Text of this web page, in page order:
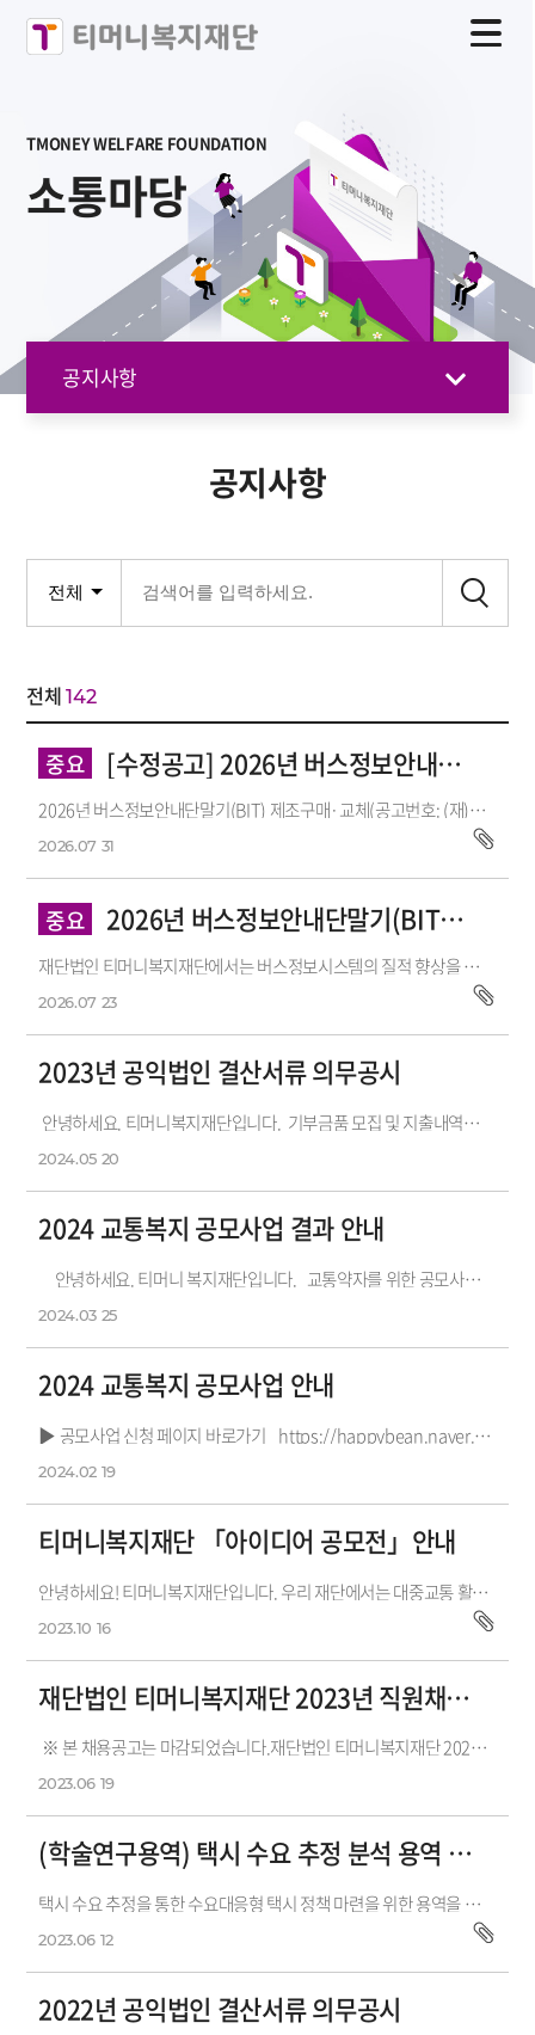
TMONEY WELFARE FOUNDATION
소통마당
공지사항
공지사항
전체142
2026.07 31
중요 [수정공고] 2026년 버스정보안내단말기(BIT) 제조구매·교체 서...
2026년 버스정보안내단말기(BIT) 제조구매·교체(공고번호: (재)티머니복지재단 공고 2026-1 , 누리장터 공고번호 : R26BK01650754-001, 공고일: 2026.07.27)...
2026.07 23
중요 2026년 버스정보안내단말기(BIT) 제조구매·교체 공고
재단법인 티머니복지재단에서는 버스정보시스템의 질적 향상을 도모하고 시민들에게 더 편리한 버스 이용 서비스를 제공하기 위해 위해 「2026...
2024.05 20
2023년 공익법인 결산서류 의무공시
안녕하세요. 티머니복지재단입니다. 기부금품 모집 및 지출내역은 국세청 공익법인 공시를 참고하여 주시기 바랍니다. 감사합...
2024.03 25
2024 교통복지 공모사업 결과 안내
안녕하세요. 티머니 복지재단입니다. 교통약자를 위한 공모사업에 각 기관/단체의 많은 관심과 신청에 대단히 ...
2024.02 19
2024 교통복지 공모사업 안내
▶ 공모사업 신청 페이지 바로가기 https://happybean.naver.com/publicinvitation/1000030908※ 유의사항 - 티머니복지재단 직접 지...
2023.10 16
티머니복지재단 「아이디어 공모전」안내
안녕하세요! 티머니복지재단입니다. 우리 재단에서는 대중교통 활성화와 교통약자의 이동편의 증진을 위한 개선방안 아이디어 발굴을 ...
2023.06 19
재단법인 티머니복지재단 2023년 직원채용 공고(마감)
※ 본 채용공고는 마감되었습니다.재단법인 티머니복지재단 2023년 직원채용 공고"대중교통으로 시민의 삶을 여유롭게" 재단법인 티머...
2023.06 12
(학술연구용역) 택시 수요 추정 분석 용역 모집 공고(마감)
택시 수요 추정을 통한 수요대응형 택시 정책 마련을 위한 용역을 아래와 같이 공고하오니, 많은 관심과 참여 바랍니다. 1. 용역 사항가...
2022년 공익법인 결산서류 의무공시